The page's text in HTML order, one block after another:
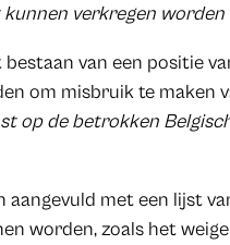
verkregen
van een positie
om misbruik te maken
op de betrokken
met een lijst
worden, zoals het